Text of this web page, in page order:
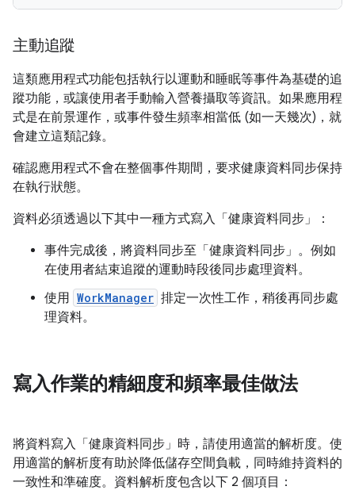
主動追蹤
這類應用程式功能包括執行以運動和睡眠等事件為基礎的追
蹤功能，或讓使用者手動輸入營養攝取等資訊。如果應用程
式是在前景運作，或事件發生頻率相當低 (如一天幾次)，就
會建立這類記錄。
確認應用程式不會在整個事件期間，要求健康資料同步保持
在執行狀態。
資料必須透過以下其中一種方式寫入「健康資料同步」：
事件完成後，將資料同步至「健康資料同步」。例如
在使用者結束追蹤的運動時段後同步處理資料。
使用 WorkManager 排定一次性工作，稍後再同步處
理資料。
寫入作業的精細度和頻率最佳做法
將資料寫入「健康資料同步」時，請使用適當的解析度。使
用適當的解析度有助於降低儲存空間負載，同時維持資料的
一致性和準確度。資料解析度包含以下 2 個項目：